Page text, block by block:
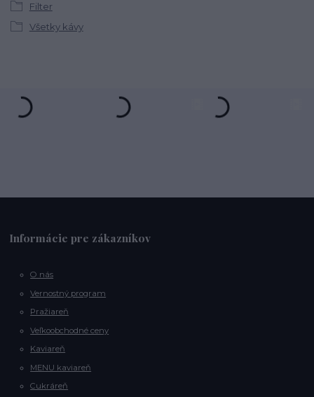
Filter
Všetky kávy
Informácie pre zákazníkov
O nás
Vernostný program
Pražiareň
Veľkoobchodné ceny
Kaviareň
MENU kaviareň
Cukráreň